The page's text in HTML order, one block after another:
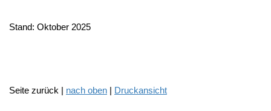
Stand: Oktober 2025
Seite zurück | nach oben | Druckansicht